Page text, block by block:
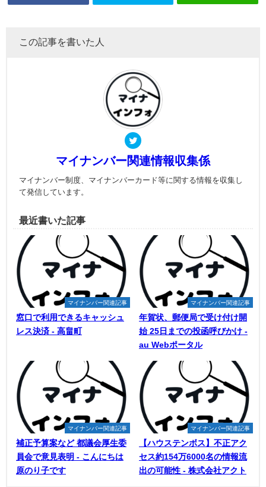
この記事を書いた人
マイナンバー関連情報収集係
マイナンバー制度、マイナンバーカード等に関する情報を収集し
て発信しています。
最近書いた記事
マイナンバー関連記事
窓口で利用できるキャッシュ
レス決済 - 高畠町
マイナンバー関連記事
年賀状、郵便局で受け付け開
始 25日までの投函呼びかけ -
au Webポータル
マイナンバー関連記事
補正予算案など 都議会厚生委
員会で意見表明 - こんにちは
原のり子です
マイナンバー関連記事
【ハウステンボス】不正アク
セス約154万6000名の情報流
出の可能性 - 株式会社アクト